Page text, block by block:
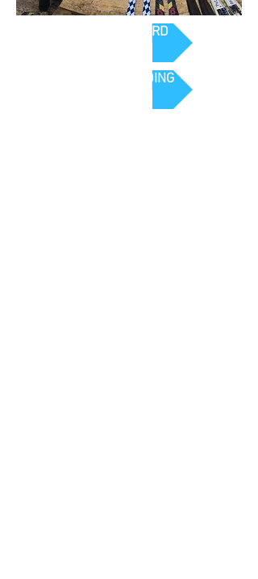
SPLIT BOARD
TEAMBUILDING